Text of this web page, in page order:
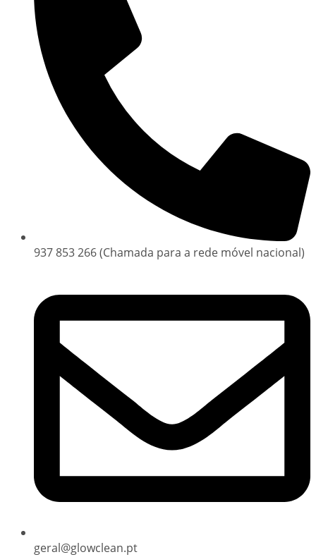
937 853 266 (Chamada para a rede móvel nacional)
geral@glowclean.pt